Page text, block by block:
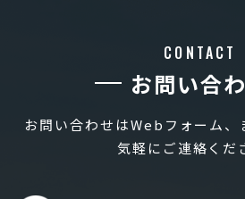
CONTACT
お問い合
お問い合わせはWebフォーム、
気軽にご連絡くだ